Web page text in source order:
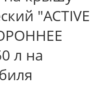
"ACTIVE
л на